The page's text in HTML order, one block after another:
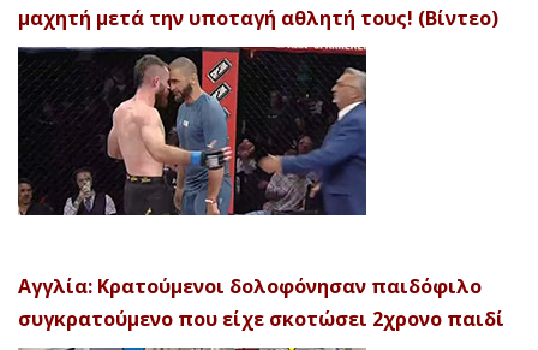
μαχητή μετά την υποταγή αθλητή τους! (Βίντεο)
Αγγλία: Κρατούμενοι δολοφόνησαν παιδόφιλο
συγκρατούμενο που είχε σκοτώσει 2χρονο παιδί